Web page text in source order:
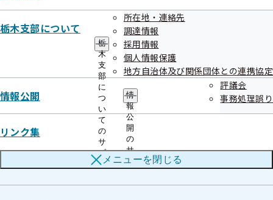
栃木支部について
栃
木
支
部
に
つ
い
て
の
サ
ブ
メ
ュ
所在地・連絡先
調達情報
採用情報
個人情報保護
地方自治体及び関係団体との連携協定
情報公開
情
報
公
開
の
サ
ブ
メ
ニ
評議会
事務処理誤り
リンク集
メニューを閉じる
傷病手当金と老齢共済年金との併給調整漏れ
による返納金について
高額療養費の負担割合の確認誤り等による返
納金について